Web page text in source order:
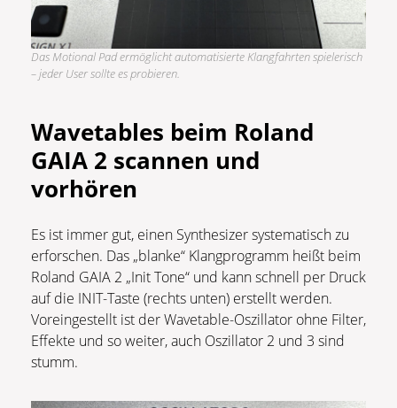
Das Motional Pad ermöglicht automatisierte Klangfahrten spielerisch
– jeder User sollte es probieren.
Wavetables beim Roland
GAIA 2 scannen und
vorhören
Es ist immer gut, einen Synthesizer systematisch zu
erforschen. Das „blanke“ Klangprogramm heißt beim
Roland GAIA 2 „Init Tone“ und kann schnell per Druck
auf die INIT-Taste (rechts unten) erstellt werden.
Voreingestellt ist der Wavetable-Oszillator ohne Filter,
Effekte und so weiter, auch Oszillator 2 und 3 sind
stumm.